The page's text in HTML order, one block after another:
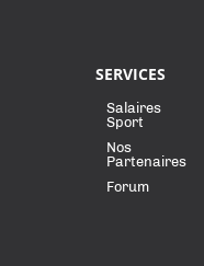
SERVICES
Salaires
Sport
Nos
Partenaires
Forum